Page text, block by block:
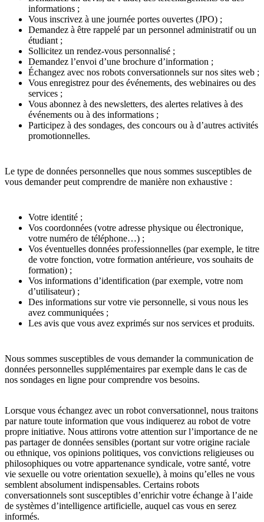
informations ;
Vous inscrivez à une journée portes ouvertes (JPO) ;
Demandez à être rappelé par un personnel administratif ou un
étudiant ;
Sollicitez un rendez-vous personnalisé ;
Demandez l’envoi d’une brochure d’information ;
Échangez avec nos robots conversationnels sur nos sites web ;
Vous enregistrez pour des événements, des webinaires ou des
services ;
Vous abonnez à des newsletters, des alertes relatives à des
événements ou à des informations ;
Participez à des sondages, des concours ou à d’autres activités
promotionnelles.
Le type de données personnelles que nous sommes susceptibles de
vous demander peut comprendre de manière non exhaustive :
Votre identité ;
Vos coordonnées (votre adresse physique ou électronique,
votre numéro de téléphone…) ;
Vos éventuelles données professionnelles (par exemple, le titre
de votre fonction, votre formation antérieure, vos souhaits de
formation) ;
Vos informations d’identification (par exemple, votre nom
d’utilisateur) ;
Des informations sur votre vie personnelle, si vous nous les
avez communiquées ;
Les avis que vous avez exprimés sur nos services et produits.
Nous sommes susceptibles de vous demander la communication de
données personnelles supplémentaires par exemple dans le cas de
nos sondages en ligne pour comprendre vos besoins.
Lorsque vous échangez avec un robot conversationnel, nous traitons
par nature toute information que vous indiquerez au robot de votre
propre initiative. Nous attirons votre attention sur l’importance de ne
pas partager de données sensibles (portant sur votre origine raciale
ou ethnique, vos opinions politiques, vos convictions religieuses ou
philosophiques ou votre appartenance syndicale, votre santé, votre
vie sexuelle ou votre orientation sexuelle), à moins qu’elles ne vous
semblent absolument indispensables. Certains robots
conversationnels sont susceptibles d’enrichir votre échange à l’aide
de systèmes d’intelligence artificielle, auquel cas vous en serez
informés.